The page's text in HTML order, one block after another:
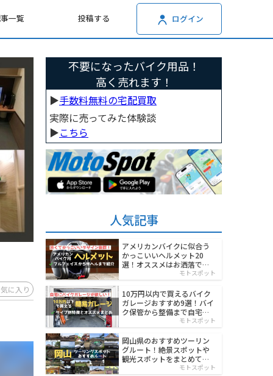
一覧 投稿する ログイン
に入り
不要になったバイク用品！
高く売れます！
▶︎手数料無料の宅配買取
実際に売ってみた体験談
▶︎こちら
人気記事
アメリカンバイクに似合う
かっこいいヘルメット20
選！オススメはお洒落でワ
モトスポット
10万円以内で買えるバイク
ガレージおすすめ9選！バイ
ク保管から整備まで自宅で
モトスポット
岡山県のおすすめツーリン
グルート！絶景スポットや
観光スポットをまとめて紹
モトスポット